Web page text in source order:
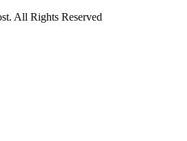
All Rights Reserved